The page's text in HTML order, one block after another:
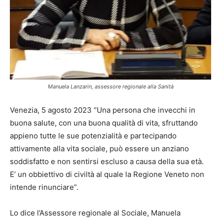
Manuela Lanzarin, assessore regionale alla Sanità
Venezia, 5 agosto 2023 “Una persona che invecchi in
buona salute, con una buona qualità di vita, sfruttando
appieno tutte le sue potenzialità e partecipando
attivamente alla vita sociale, può essere un anziano
soddisfatto e non sentirsi escluso a causa della sua età.
E’ un obbiettivo di civiltà al quale la Regione Veneto non
intende rinunciare”.
Lo dice l’Assessore regionale al Sociale, Manuela